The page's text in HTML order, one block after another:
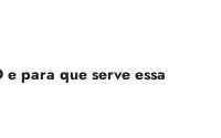
e para que serve essa